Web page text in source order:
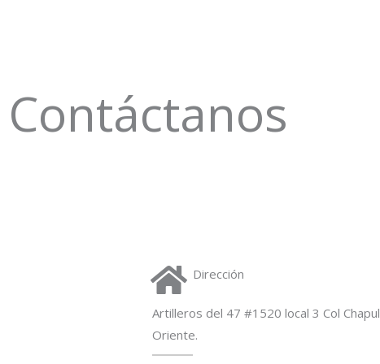
Contáctanos
Dirección
Artilleros del 47 #1520 local 3 Col
Oriente.